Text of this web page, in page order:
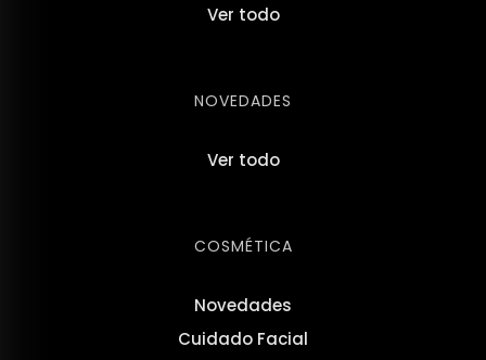
Ver todo
NOVEDADES
Ver todo
COSMÉTICA
Novedades
Cuidado Facial